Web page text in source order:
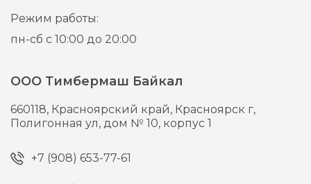
Режим работы:
пн-сб с 10:00 до 20:00
ООО Тимбермаш Байкал
660118, Красноярский край, Красноярск г,
Полигонная ул, дом № 10, корпус 1
+7 (908) 653-77-61